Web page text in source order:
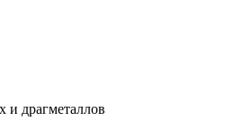
и драгметаллов